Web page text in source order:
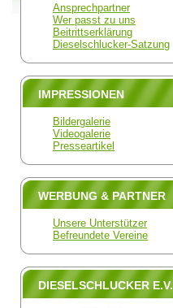
Ansprechpartner
Wer passt zu uns
Beitrittserklärung
Dieselschlucker-Satzung
IMPRESSIONEN
Bildergalerie
Videogalerie
Presseartikel
WERBUNG & PARTNER
Unsere Unterstützer
Befreundete Vereine
DIESELSCHLUCKER E.V.